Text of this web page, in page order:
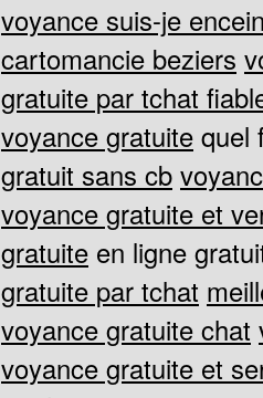
voyance suis-je
cartomancie beziers
gratuite par tchat
voyance gratuite quel
gratuit sans cb
voyance gratuite et
gratuite en ligne
gratuite par tchat
voyance gratuite chat
voyance gratuite et